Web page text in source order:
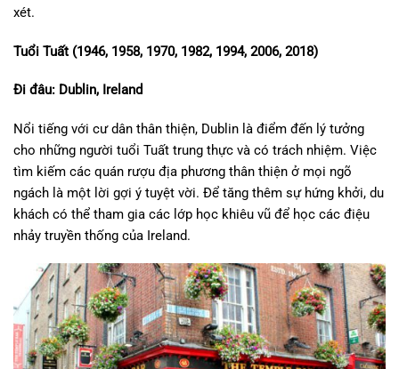
xét.
Tuổi Tuất (1946, 1958, 1970, 1982, 1994, 2006, 2018)
Đi đâu: Dublin, Ireland
Nổi tiếng với cư dân thân thiện, Dublin là điểm đến lý tưởng
cho những người tuổi Tuất trung thực và có trách nhiệm. Việc
tìm kiếm các quán rượu địa phương thân thiện ở mọi ngõ
ngách là một lời gợi ý tuyệt vời. Để tăng thêm sự hứng khởi, du
khách có thể tham gia các lớp học khiêu vũ để học các điệu
nhảy truyền thống của Ireland.